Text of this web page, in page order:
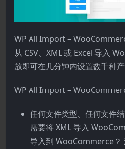
WP All Import –
从 CSV、XML 或 Excel 导入
放即可在几分钟内设置数千种产
WP All Import –
任何文件类型、任何文件
需要将 XML 导入
导入到 WooCommerce？